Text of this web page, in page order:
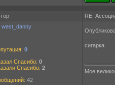
RE:
west_danny
0
Спасибо: 0
Спасибо: 2
42
сигарка
Мое